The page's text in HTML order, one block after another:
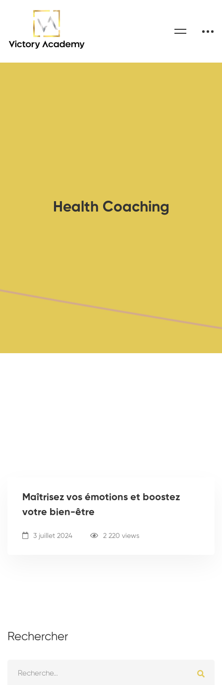
Health Coaching
Maîtrisez vos émotions et boostez
votre bien-être
3 juillet 2024 2 220 views
Rechercher